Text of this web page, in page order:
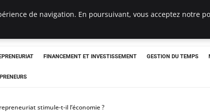
FINANCEMENT ET INVESTISSEMENT GESTION DU TEMPS
stimule-t-il l’économie ?
de navigation. En poursuivant, vous acceptez notre